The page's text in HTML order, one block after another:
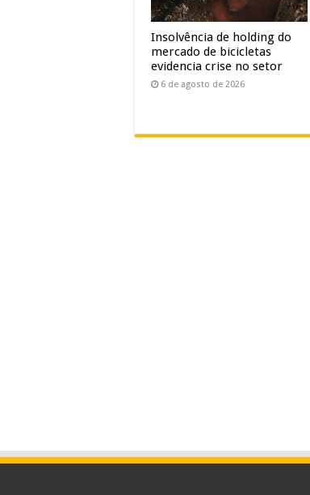
Insolvência de holding do
mercado de bicicletas
evidencia crise no setor
6 de agosto de 2026